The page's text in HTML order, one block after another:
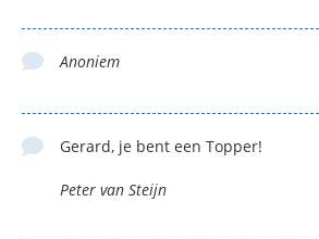
Anoniem
Gerard, je bent een Topper!
Peter van Steijn